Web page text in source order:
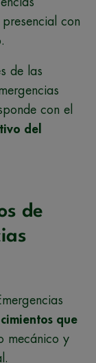
con
de las
con el
del
de
que
mecánico y